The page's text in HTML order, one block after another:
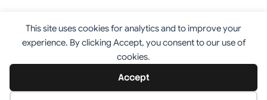
This site uses cookies for analytics and to improve your
experience. By clicking Accept, you consent to our use of
cookies.
Accept
Tentang Redaksi Kontak Disclaimer
Iklan